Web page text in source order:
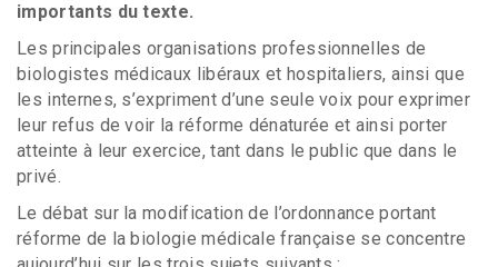
importants du texte.
Les principales organisations professionnelles de
biologistes médicaux libéraux et hospitaliers, ainsi que
les internes, s’expriment d’une seule voix pour exprimer
leur refus de voir la réforme dénaturée et ainsi porter
atteinte à leur exercice, tant dans le public que dans le
privé.
Le débat sur la modification de l’ordonnance portant
réforme de la biologie médicale française se concentre